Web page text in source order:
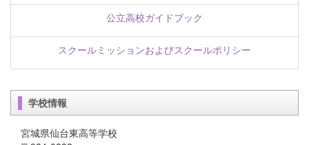
公立高校ガイドブック
スクールミッションおよびスクールポリシー
学校情報
宮城県仙台東高等学校